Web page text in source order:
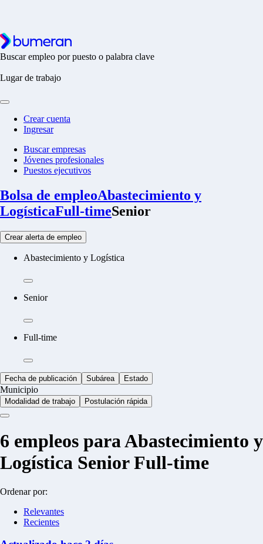
Buscar empleo por puesto o palabra clave
Lugar de trabajo
Crear cuenta
Ingresar
Buscar empresas
Jóvenes profesionales
Puestos ejecutivos
Bolsa de empleoAbastecimiento y
LogísticaFull-timeSenior
Crear alerta de empleo
Abastecimiento y Logística
Senior
Full-time
Fecha de publicación Subárea Estado
Municipio
Modalidad de trabajo Postulación rápida
6 empleos para Abastecimiento y
Logística Senior Full-time
Ordenar por:
Relevantes
Recientes